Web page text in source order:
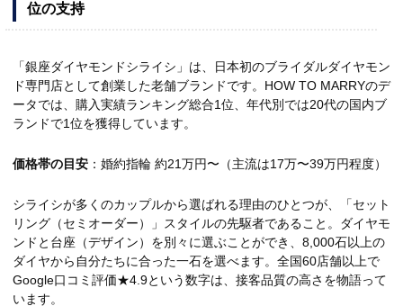
位の支持
「銀座ダイヤモンドシライシ」は、日本初のブライダルダイヤモン
ド専門店として創業した老舗ブランドです。HOW TO MARRYのデ
ータでは、購入実績ランキング総合1位、年代別では20代の国内ブ
ランドで1位を獲得しています。
価格帯の目安 ：婚約指輪 約21万円〜（主流は17万〜39万円程度）
シライシが多くのカップルから選ばれる理由のひとつが、「セット
リング（セミオーダー）」スタイルの先駆者であること。ダイヤモ
ンドと台座（デザイン）を別々に選ぶことができ、8,000石以上の
ダイヤから自分たちに合った一石を選べます。全国60店舗以上で
Google口コミ評価★4.9という数字は、接客品質の高さを物語って
います。